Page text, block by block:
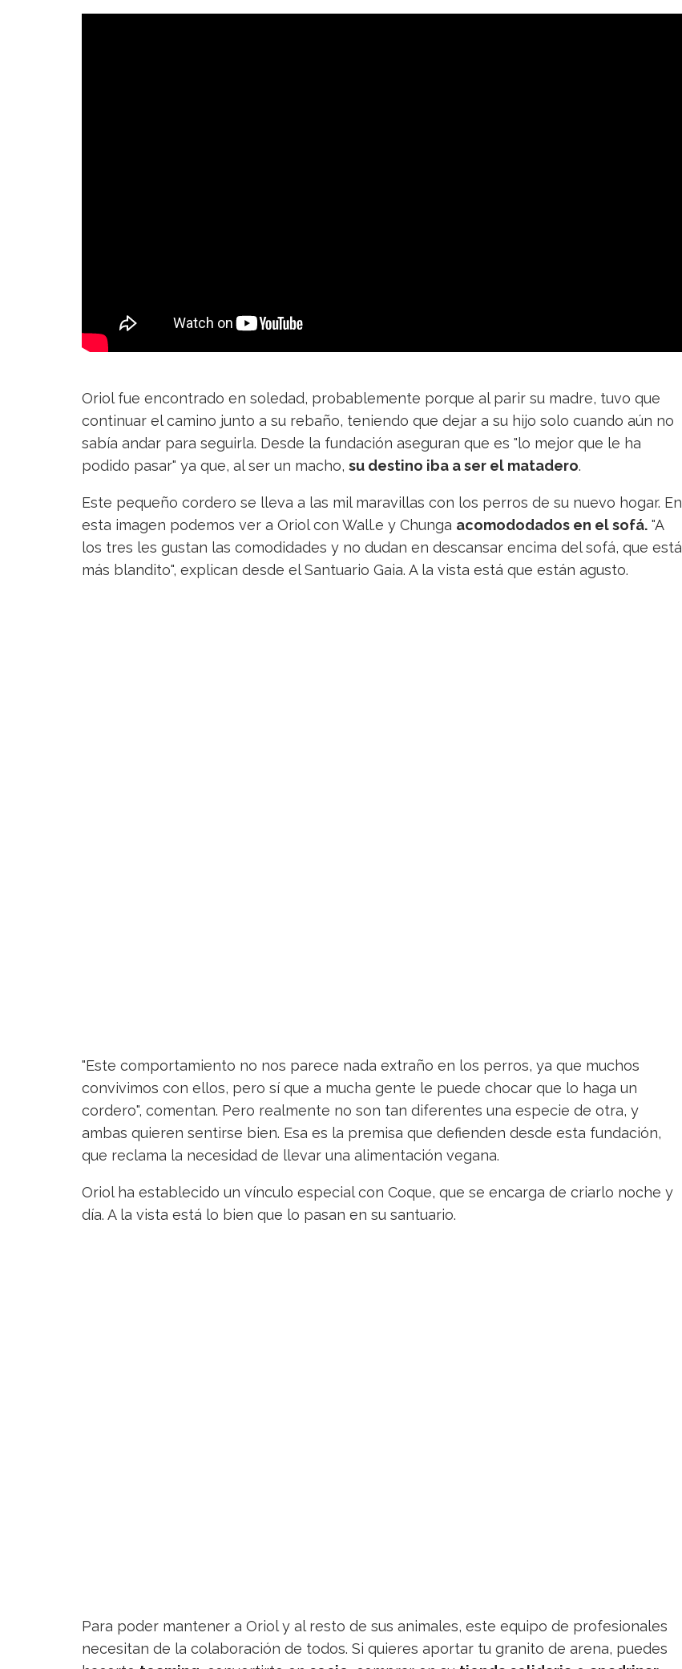
Oriol fue encontrado en soledad, probablemente porque al parir su madre, tuvo que
continuar el camino junto a su rebaño, teniendo que dejar a su hijo solo cuando aún no
sabía andar para seguirla. Desde la fundación aseguran que es "lo mejor que le ha
podido pasar" ya que, al ser un macho, su destino iba a ser el matadero.
Este pequeño cordero se lleva a las mil maravillas con los perros de su nuevo hogar. En
esta imagen podemos ver a Oriol con Wall.e y Chunga acomododados en el sofá. "A
los tres les gustan las comodidades y no dudan en descansar encima del sofá, que está
más blandito", explican desde el Santuario Gaia. A la vista está que están agusto.
"Este comportamiento no nos parece nada extraño en los perros, ya que muchos
convivimos con ellos, pero sí que a mucha gente le puede chocar que lo haga un
cordero", comentan. Pero realmente no son tan diferentes una especie de otra, y
ambas quieren sentirse bien. Esa es la premisa que defienden desde esta fundación,
que reclama la necesidad de llevar una alimentación vegana.
Oriol ha establecido un vínculo especial con Coque, que se encarga de criarlo noche y
día. A la vista está lo bien que lo pasan en su santuario.
Para poder mantener a Oriol y al resto de sus animales, este equipo de profesionales
necesitan de la colaboración de todos. Si quieres aportar tu granito de arena, puedes